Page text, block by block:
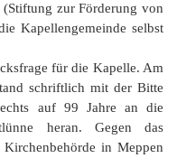
zur Förderung von
Kapellengemeinde selbst
für die Kapelle. Am
schriftlich mit der Bitte
auf 99 Jahre an die
heran. Gegen das
in Meppen